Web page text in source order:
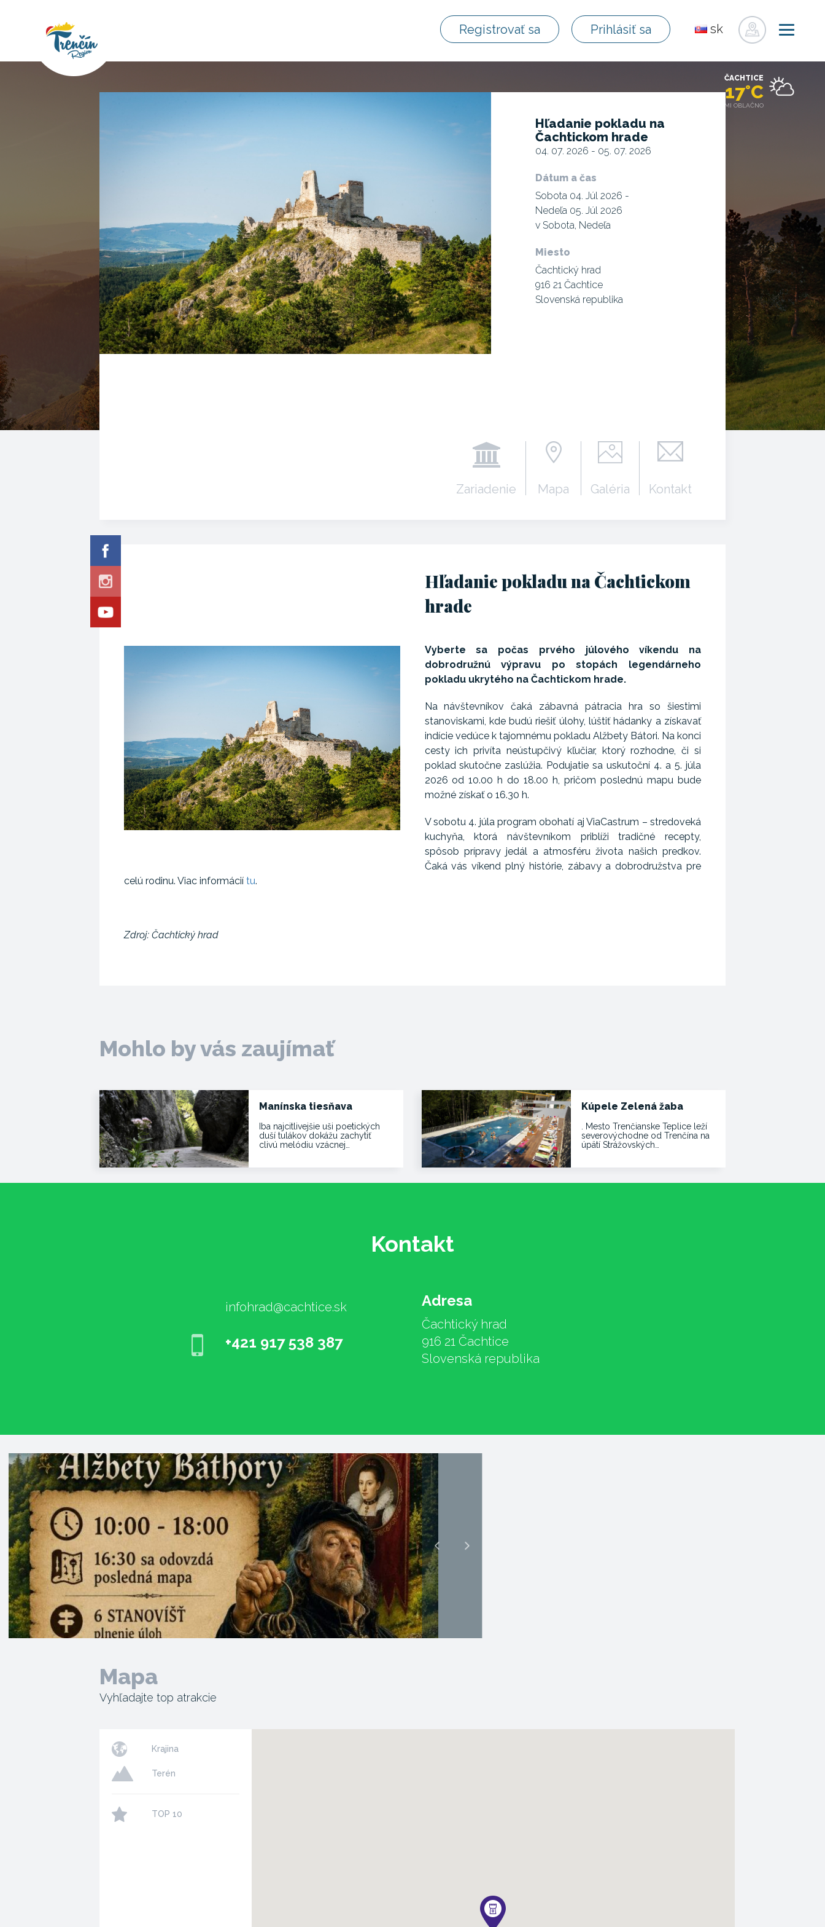
Registrovať sa Prihlásiť sa
sk
ČACHTICE
17°C
MIESTAMI OBLAČNO
Hľadanie pokladu na
Čachtickom hrade
04. 07. 2026 - 05. 07. 2026
Dátum a čas
Sobota 04. Júl 2026 -
Nedeľa 05. Júl 2026
v Sobota, Nedeľa
Miesto
Čachtický hrad
916 21 Čachtice
Slovenská republika
Zariadenie Mapa Galéria Kontakt
Hľadanie pokladu na Čachtickom
hrade
Vyberte sa počas prvého júlového víkendu na
dobrodružnú výpravu po stopách legendárneho
pokladu ukrytého na Čachtickom hrade.
Na návštevníkov čaká zábavná pátracia hra so šiestimi
stanoviskami, kde budú riešiť úlohy, lúštiť hádanky a získavať
indície vedúce k tajomnému pokladu Alžbety Bátori. Na konci
cesty ich privíta neústupčivý kľučiar, ktorý rozhodne, či si
poklad skutočne zaslúžia. Podujatie sa uskutoční 4. a 5. júla
2026 od 10.00 h do 18.00 h, pričom poslednú mapu bude
možné získať o 16.30 h.
V sobotu 4. júla program obohatí aj ViaCastrum – stredoveká
kuchyňa, ktorá návštevníkom priblíži tradičné recepty,
spôsob prípravy jedál a atmosféru života našich predkov.
Čaká vás víkend plný histórie, zábavy a dobrodružstva pre
celú rodinu. Viac informácií tu.
Zdroj: Čachtický hrad
Mohlo by vás zaujímať
Manínska tiesňava
Iba najcitlivejšie uši poetických
duší tulákov dokážu zachytiť
clivú melódiu vzácnej…
Kúpele Zelená žaba
. Mesto Trenčianske Teplice leží
severovýchodne od Trenčína na
úpätí Strážovských…
Kontakt
infohrad@cachtice.sk
+421 917 538 387
Adresa
Čachtický hrad
916 21 Čachtice
Slovenská republika
Mapa
Vyhľadajte top atrakcie
Krajina
Terén
TOP 10